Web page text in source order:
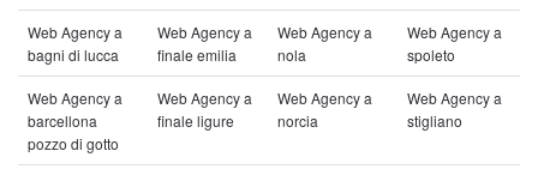
Web Agency a
bagni di lucca
Web Agency a
finale emilia
Web Agency a
nola
Web Agency a
spoleto
Web Agency a
barcellona
pozzo di gotto
Web Agency a
finale ligure
Web Agency a
norcia
Web Agency a
stigliano